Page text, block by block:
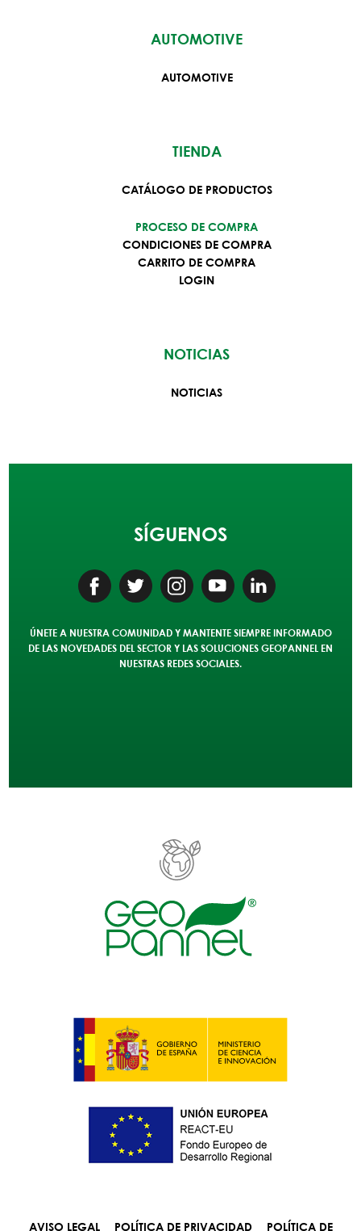
AUTOMOTIVE
AUTOMOTIVE
TIENDA
CATÁLOGO DE PRODUCTOS
PROCESO DE COMPRA
CONDICIONES DE COMPRA
CARRITO DE COMPRA
LOGIN
NOTICIAS
NOTICIAS
SÍGUENOS
ÚNETE A NUESTRA COMUNIDAD Y MANTENTE SIEMPRE INFORMADO
DE LAS NOVEDADES DEL SECTOR Y LAS SOLUCIONES GEOPANNEL EN
NUESTRAS REDES SOCIALES.
AVISO LEGAL POLÍTICA DE PRIVACIDAD POLÍTICA DE